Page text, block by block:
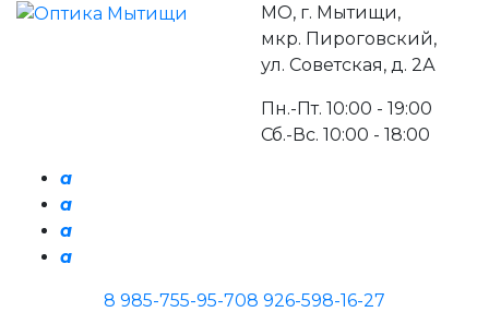
МО, г. Мытищи,
мкр. Пироговский,
ул. Советская, д. 2А
Пн.-Пт. 10:00 - 19:00
Сб.-Вс. 10:00 - 18:00
a
a
a
a
8 985-755-95-708 926-598-16-27